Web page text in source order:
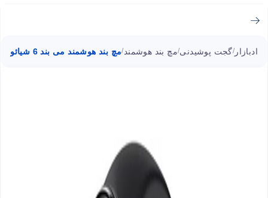
ادبازار /گجت پوشیدنی/مچ بند هوشمند /مچ بند هوشمند می بند 6 شیائومی